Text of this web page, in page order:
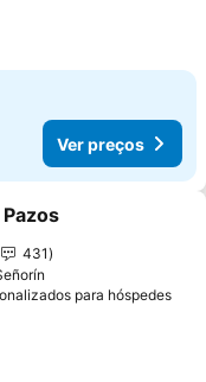
Ver preços
aos favoritos
431
para hóspedes